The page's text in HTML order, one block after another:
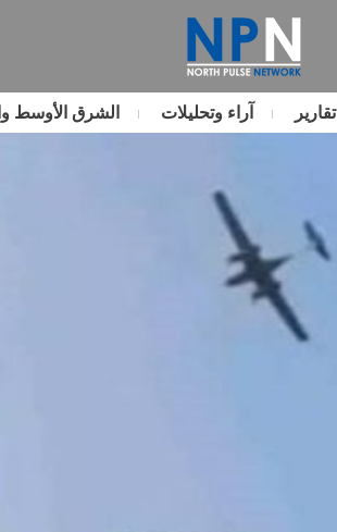
تقارير آراء وتحليلات الشرق الأوسط